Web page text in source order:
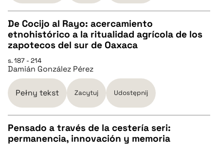
pobierz cytat
CZYSTY TEKST
pobierz cytat
BIBTEX
pobierz cytat
De Cocijo al Rayo: acercamiento
etnohistórico a la ritualidad agrícola de los
zapotecos del sur de Oaxaca
s. 187 - 214
Damián González Pérez
Pełny tekst Zacytuj Udostępnij
Pensado a través de la cestería seri:
permanencia, innovación y memoria